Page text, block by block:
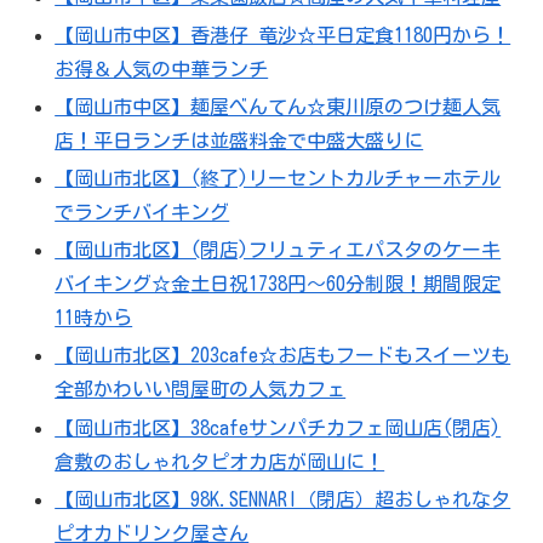
【岡山市中区】香港仔 竜沙☆平日定食1180円から！
お得＆人気の中華ランチ
【岡山市中区】麺屋べんてん☆東川原のつけ麺人気
店！平日ランチは並盛料金で中盛大盛りに
【岡山市北区】(終了)リーセントカルチャーホテル
でランチバイキング
【岡山市北区】(閉店)フリュティエパスタのケーキ
バイキング☆金土日祝1738円～60分制限！期間限定
11時から
【岡山市北区】203cafe☆お店もフードもスイーツも
全部かわいい問屋町の人気カフェ
【岡山市北区】38cafeサンパチカフェ岡山店(閉店)
倉敷のおしゃれタピオカ店が岡山に！
【岡山市北区】98K.SENNARI（閉店）超おしゃれなタ
ピオカドリンク屋さん